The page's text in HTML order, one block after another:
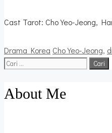
Cast Tarot: Cho Yeo-Jeong,
Kategori
Drama Korea Tag
Cho Yeo-Jeong,
Cari
About Me